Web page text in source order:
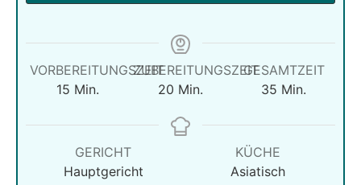
VORBEREITUNGSZEIT
15Minuten
Min.
ZUBEREITUNGSZEIT
20 Minuten
Min.
GESAMTZEIT
35 Minuten
Min.
GERICHT
Hauptgericht
KÜCHE
Asiatisch